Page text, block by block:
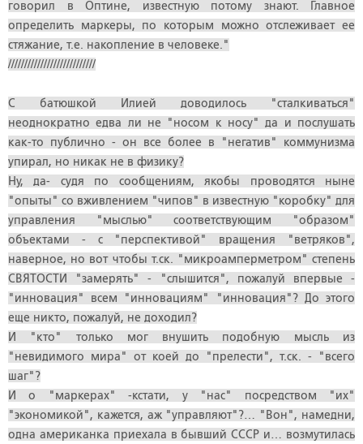
говорил в Оптине, известную потому знают. Главное
определить маркеры, по которым можно отслеживает ее
стяжание, т.е. накопление в человеке."
///////////////////////////
С батюшкой Илией доводилось "сталкиваться"
неоднократно едва ли не "носом к носу" да и послушать
как-то публично - он все более в "негатив" коммунизма
упирал, но никак не в физику?
Ну, да- судя по сообщениям, якобы проводятся ныне
"опыты" со вживлением "чипов" в известную "коробку" для
управления "мыслью" соответствующим "образом"
объектами - с "перспективой" вращения "ветряков",
наверное, но вот чтобы т.ск. "микроамперметром" степень
СВЯТОСТИ "замерять" - "слышится", пожалуй впервые -
"инновация" всем "инновациям" "инновация"? До этого
еще никто, пожалуй, не доходил?
И "кто" только мог внушить подобную мысль из
"невидимого мира" от коей до "прелести", т.ск. - "всего
шаг"?
И о "маркерах" -кстати, у "нас" посредством "их"
"экономикой", кажется, аж "управляют"?… "Вон", намедни,
одна американка приехала в бывший СССР и… возмутилась